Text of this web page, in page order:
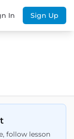
In Sign Up
follow lesson